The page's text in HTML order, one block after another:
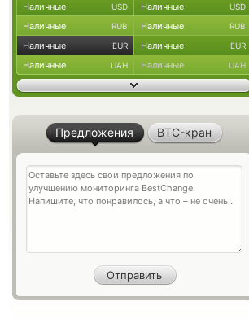
Наличные USD Наличные USD
Наличные RUB Наличные RUB
Наличные EUR Наличные EUR
Наличные UAH Наличные UAH
Предложения BTC-кран